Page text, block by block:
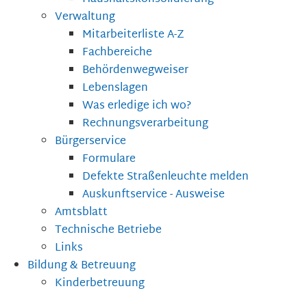
Verwaltung
Mitarbeiterliste A-Z
Fachbereiche
Behördenwegweiser
Lebenslagen
Was erledige ich wo?
Rechnungsverarbeitung
Bürgerservice
Formulare
Defekte Straßenleuchte melden
Auskunftservice - Ausweise
Amtsblatt
Technische Betriebe
Links
Bildung & Betreuung
Kinderbetreuung